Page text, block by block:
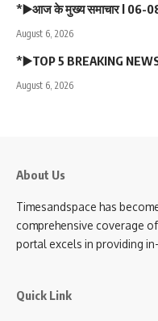
*▶️आज के मुख्य समाचार l 06-
August 6, 2026
*▶️TOP 5 BREAKING
August 6, 2026
About Us
Timesandspace has
comprehensive coverage
portal excels in providing
Quick Link